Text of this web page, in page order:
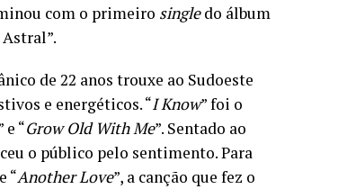
com o primeiro singledo álbum
de 22 anos trouxe ao Sudoeste
e energéticos. “I Know” foi o
e “Grow Old With Me”. Sentado ao
o público pelo sentimento. Para
“Another Love”, a canção que fez o